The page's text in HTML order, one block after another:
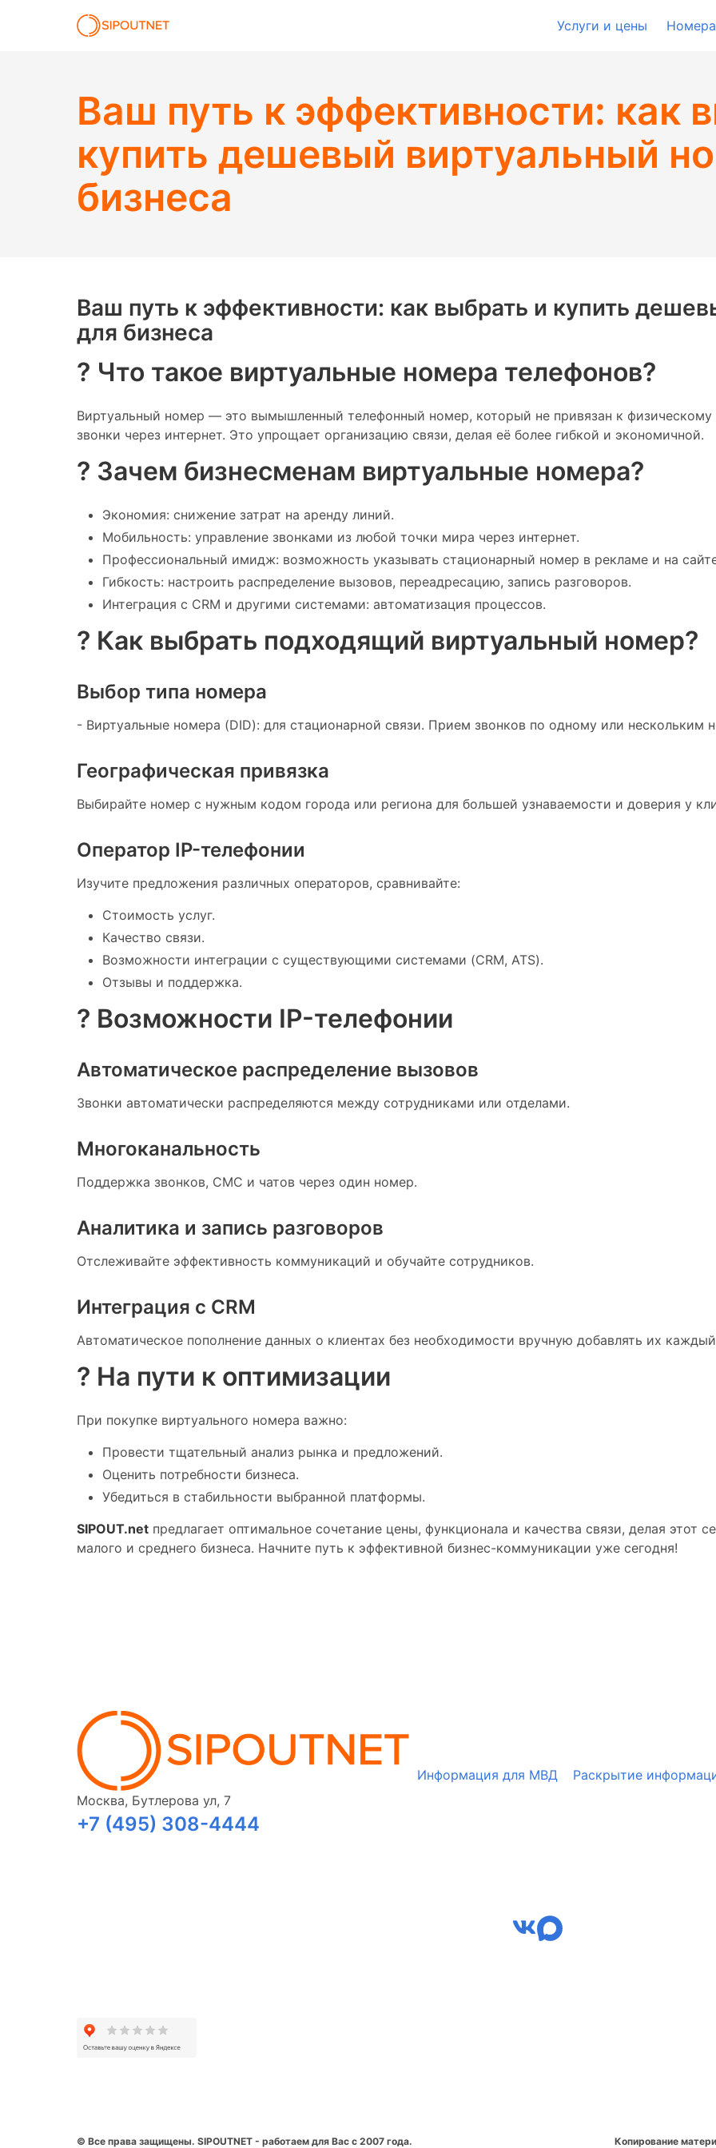
Услуги и цены Номера
Ваш путь к эффективности: как
купить дешевый виртуальный
бизнеса
Ваш путь к эффективности: как выбрать и купить
для бизнеса
? Что такое виртуальные номера телефонов?
Виртуальный номер — это вымышленный телефонный номер, который не привязан к физическому
звонки через интернет. Это упрощает организацию связи, делая её более гибкой и экономичной.
? Зачем бизнесменам виртуальные номера?
Экономия: снижение затрат на аренду линий.
Мобильность: управление звонками из любой точки мира через интернет.
Профессиональный имидж: возможность указывать стационарный номер в рекламе и на
Гибкость: настроить распределение вызовов, переадресацию, запись разговоров.
Интеграция с CRM и другими системами: автоматизация процессов.
? Как выбрать подходящий виртуальный номер?
Выбор типа номера
- Виртуальные номера (DID): для стационарной связи. Прием звонков по одному или нескольким
Географическая привязка
Выбирайте номер с нужным кодом города или региона для большей узнаваемости и доверия у
Оператор IP-телефонии
Изучите предложения различных операторов, сравнивайте:
Стоимость услуг.
Качество связи.
Возможности интеграции с существующими системами (CRM, ATS).
Отзывы и поддержка.
? Возможности IP-телефонии
Автоматическое распределение вызовов
Звонки автоматически распределяются между сотрудниками или отделами.
Многоканальность
Поддержка звонков, СМС и чатов через один номер.
Аналитика и запись разговоров
Отслеживайте эффективность коммуникаций и обучайте сотрудников.
Интеграция с CRM
Автоматическое пополнение данных о клиентах без необходимости вручную добавлять их
? На пути к оптимизации
При покупке виртуального номера важно:
Провести тщательный анализ рынка и предложений.
Оценить потребности бизнеса.
Убедиться в стабильности выбранной платформы.
SIPOUT.net предлагает оптимальное сочетание цены, функционала и качества связи, делая этот
малого и среднего бизнеса. Начните путь к эффективной бизнес-коммуникации уже сегодня!
Москва, Бутлерова ул, 7
+7 (495) 308-4444
Информация для МВД Раскрытие
© Все права защищены. SIPOUTNET - работаем для Вас с 2007 года. Копирование